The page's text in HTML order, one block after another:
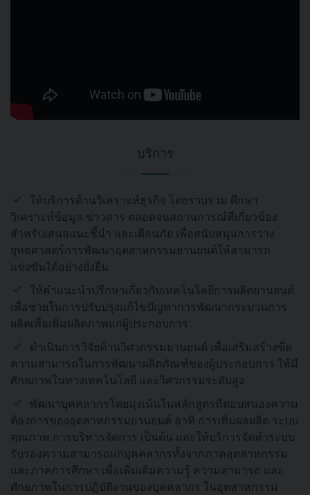
บริการ
ให้บริการด้านวิเคราะห์ธุรกิจ โดยรวบรวม ศึกษา
วิเคราะห์ข้อมูล ข่าวสาร ตลอดจนสถานการณ์ที่เกี่ยวข้อง
สำหรับเสนอแนะชี้นำ และเตือนภัย เพื่อสนับสนุนการวาง
ยุทธศาสตร์การพัฒนาอุตสาหกรรมยานยนต์ให้สามารถ
แข่งขันได้อย่างยั่งยืน
ให้คำแนะนำปรึกษาเกี่ยวกับเทคโนโลยีการผลิตยานยนต์
เพื่อช่วยในการปรับปรุงแก้ไขปัญหาการพัฒนากระบวนการ
ผลิตเพื่อเพิ่มผลิตภาพแก่ผู้ประกอบการ
ดำเนินการวิจัยด้านวิศวกรรมยานยนต์ เพื่อเสริมสร้างขีด
ความสามารถในการพัฒนาผลิตภัณฑ์ของผู้ประกอบการ ให้มี
ศักยภาพในทางเทคโนโลยี และวิศวกรรมระดับสูง
พัฒนาบุคคลากรโดยมุ่งเน้นในหลักสูตรที่ตอบสนองความ
ต้องการของอุตสาหกรรมยานยนต์ อาทิ การเพิ่มผลผลิต ระบบ
คุณภาพ การบริหารจัดการ เป็นต้น และให้บริการจัดทำระบบ
รับรองความสามารถแก่บุคคลากรทั้งจากภาคอุตสาหกรรม
และภาคการศึกษา เพื่อเพิ่มเติมความรู้ ความสามารถ และ
ศักยภาพในการปฏิบัติงานของบุคคลากร ในอุตสาหกรรม